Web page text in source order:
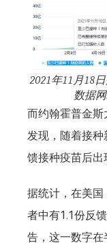
2021年11月18
数据
而约翰霍普金
发现，随着接种
馈接种疫苗后出
据统计，在美
者中有1.1份反
告，这一数字